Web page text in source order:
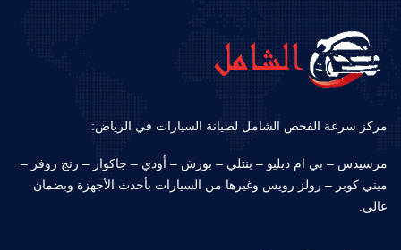
مركز سرعة الفحص الشامل لصيانة السيارات في الرياض:
مرسيدس – بي ام دبليو – بنتلي – بورش – أودي – جاكوار – رنج روفر –
ميني كوبر – رولز رويس وغيرها من السيارات بأحدث الأجهزة وبضمان
عالي.